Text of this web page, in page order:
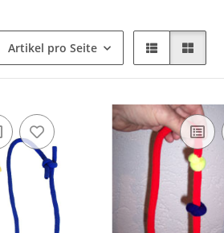
Artikel pro Seite